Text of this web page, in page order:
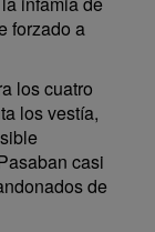
forzado a
los cuatro
los vestía,
casi
de